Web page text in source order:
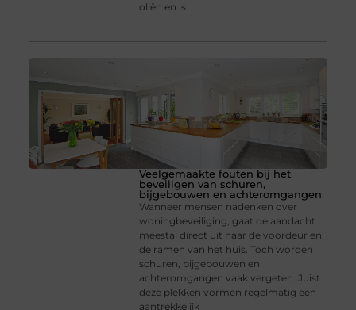
oliën en is
Veelgemaakte fouten bij het
beveiligen van schuren,
bijgebouwen en achteromgangen
Wanneer mensen nadenken over
woningbeveiliging, gaat de aandacht
meestal direct uit naar de voordeur en
de ramen van het huis. Toch worden
schuren, bijgebouwen en
achteromgangen vaak vergeten. Juist
deze plekken vormen regelmatig een
aantrekkelijk